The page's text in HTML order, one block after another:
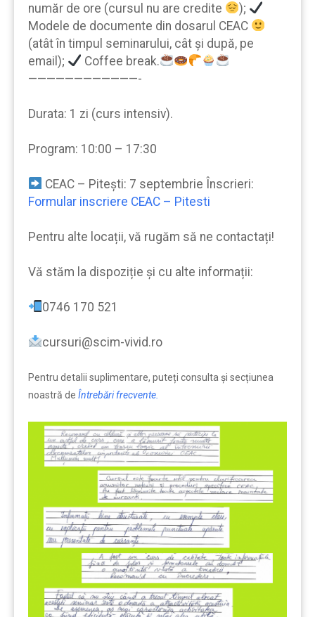
număr de ore (cursul nu are credite
);
Modele de documente din dosarul CEAC
(atât în timpul seminarului, cât şi după, pe
email);
Coffee break.
————————————-
Durata: 1 zi (curs intensiv).
Program: 10:00 – 17:30
CEAC – Pitești: 7 septembrie Înscrieri:
Formular inscriere CEAC – Pitesti
Pentru alte locații, vă rugăm să ne contactați!
Vă stăm la dispoziție şi cu alte informații:
0746 170 521
cursuri@scim-vivid.ro
Pentru detalii suplimentare, puteți consulta şi secțiunea
noastră de Întrebări frecvente.